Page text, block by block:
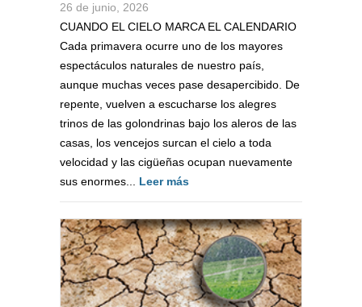
26 de junio, 2026
CUANDO EL CIELO MARCA EL CALENDARIO
Cada primavera ocurre uno de los mayores
espectáculos naturales de nuestro país,
aunque muchas veces pase desapercibido. De
repente, vuelven a escucharse los alegres
trinos de las golondrinas bajo los aleros de las
casas, los vencejos surcan el cielo a toda
velocidad y las cigüeñas ocupan nuevamente
sus enormes... Leer más